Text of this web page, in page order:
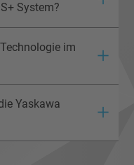
System?
im
Yaskawa